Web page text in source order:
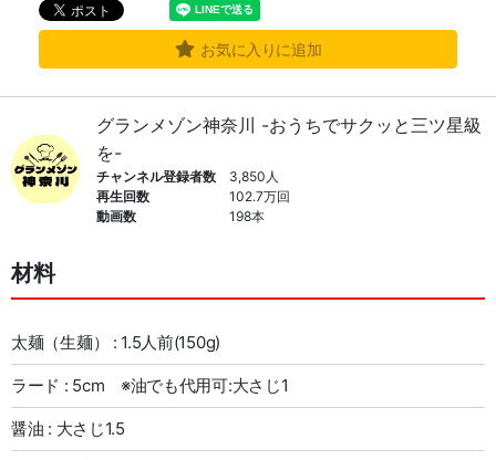
お気に入りに追加
グランメゾン神奈川 -おうちでサクッと三ツ星級
を-
チャンネル登録者数
3,850人
再生回数
102.7万回
動画数
198本
材料
太麺（生麺） : 1.5人前(150g)
ラード : 5cm ※油でも代用可:大さじ1
醤油 : 大さじ1.5